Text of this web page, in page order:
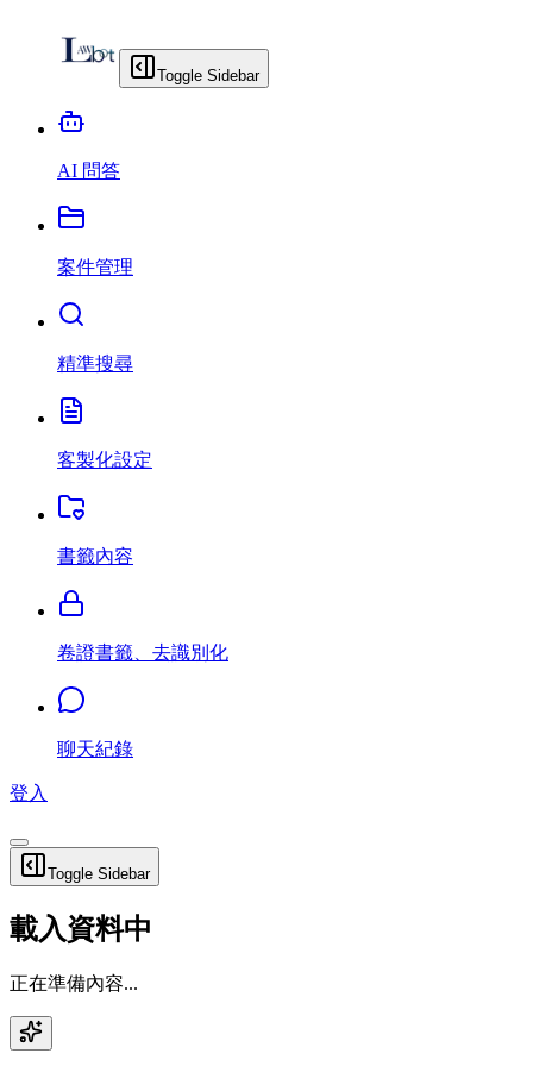
Toggle Sidebar
AI 問答
案件管理
精準搜尋
客製化設定
書籤內容
卷證書籤、去識別化
聊天紀錄
登入
Toggle Sidebar
載入資料中
正在準備內容...